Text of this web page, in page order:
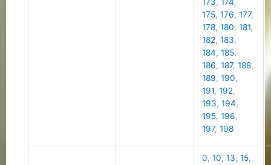
175,176,177,
178,180,181,
182,183,
184,185,
186,187,188,
189,190,
191,192,
193,194,
195,196,
197,198
0,10,13,15,